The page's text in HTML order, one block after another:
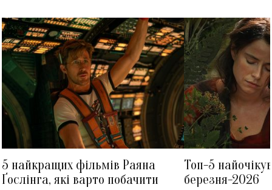
5 найкращих фільмів Раяна
Ґослінга, які варто побачити
Топ-5
березня-2026